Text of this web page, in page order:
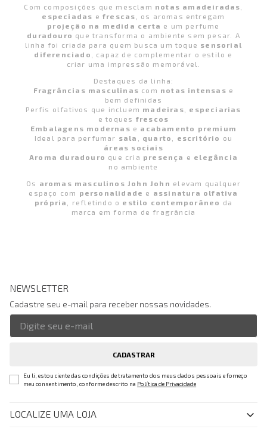
Com composições que mesclam notas amadeiradas
especiadas efrescas
, os aromas entregam
projeção na medida certa e um perfume
duradouro que transforma o ambiente sem pesar. A
linha foi criada para quem busca um toque sensorial
diferenciado
, capaz de complementar o estilo e
criar uma impressão memorável.
Destaques da linha:
Fragrâncias masculinas com notas intensas e
bem definidas
Perfis olfativos que incluem madeiras
especiarias
e toques frescos
Embalagens modernas e acabamento premium
Ideal para perfumar sala quarto escritório ou
áreas sociais
Aroma duradouro que cria presença e elegância
no ambiente
Os aromas masculinos John John elevam qualquer
espaço com personalidade e assinatura olfativa
própria
, refletindo o estilo contemporâneo da
marca em forma de fragrância
NEWSLETTER
Cadastre seu e-mail para receber nossas novidades.
CADASTRAR
Eu li, estou ciente das condições de tratamento dos meus dados pessoais e forneço
meu consentimento, conforme descrito na Política de Privacidade
LOCALIZE UMA LOJA